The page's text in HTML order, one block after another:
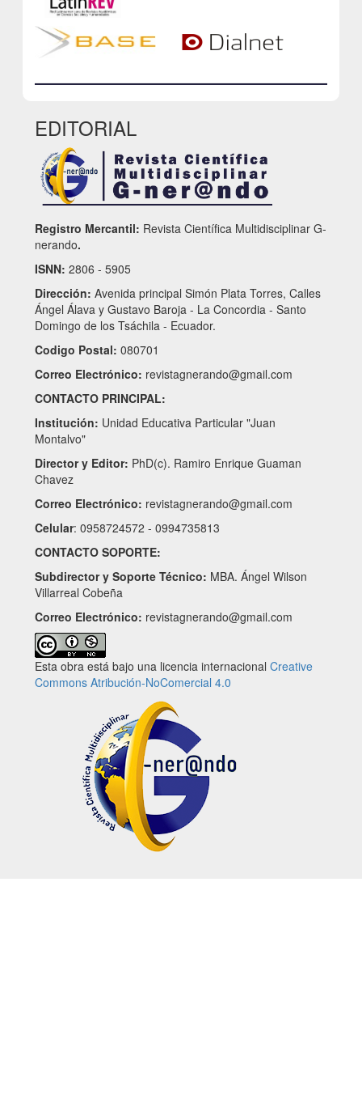
EDITORIAL
Registro Mercantil: Revista Científica Multidisciplinar G-
nerando.
ISNN: 2806 - 5905
Dirección: Avenida principal Simón Plata Torres, Calles
Ángel Álava y Gustavo Baroja - La Concordia - Santo
Domingo de los Tsáchila - Ecuador.
Codigo Postal: 080701
Correo Electrónico: revistagnerando@gmail.com
CONTACTO PRINCIPAL:
Institución: Unidad Educativa Particular "Juan
Montalvo"
Director y Editor: PhD(c). Ramiro Enrique Guaman
Chavez
Correo Electrónico: revistagnerando@gmail.com
Celular: 0958724572 - 0994735813
CONTACTO SOPORTE:
Subdirector y Soporte Técnico: MBA. Ángel Wilson
Villarreal Cobeña
Correo Electrónico: revistagnerando@gmail.com
Esta obra está bajo una licencia internacional Creative
Commons Atribución-NoComercial 4.0